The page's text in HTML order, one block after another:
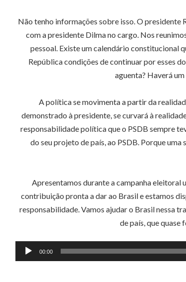
Não tenho informações sobre isso. O presidente
com a presidente Dilma no cargo. Nos
pessoal. Existe um calendário constitucional
República condições de continuar por esses
aguenta? Haverá
A política se movimenta a partir da
demonstrado à presidente, se curvará à
responsabilidade política que o PSDB sempre
do seu projeto de país, ao PSDB. Porque
Apresentamos durante a campanha eleitoral
contribuição pronta a dar ao Brasil e estamos
responsabilidade. Vamos ajudar o Brasil nessa
de país, que quase
Tocador
de
00:00